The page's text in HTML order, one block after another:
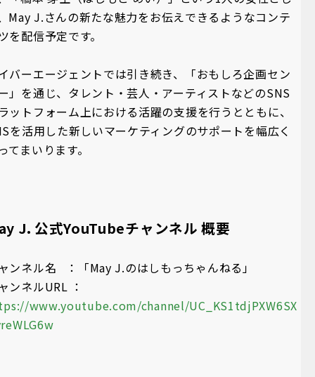
May J.さんの新たな魅力をお伝えできるようなコンテ
を配信予定です。
バーエージェントでは引き続き、「おもしろ企画セン
」を通じ、タレント・芸人・アーティストなどのSNS
ットフォーム上における活躍の支援を行うとともに、
を活⽤した新しいマーケティングのサポートを幅広く
てまいります。
J. 公式YouTubeチャンネル 概要
ンネル名 ：「May J.のはしもっちゃんねる」
ンネルURL ：
www.youtube.com/channel/UC_KS1tdjPXW6SX